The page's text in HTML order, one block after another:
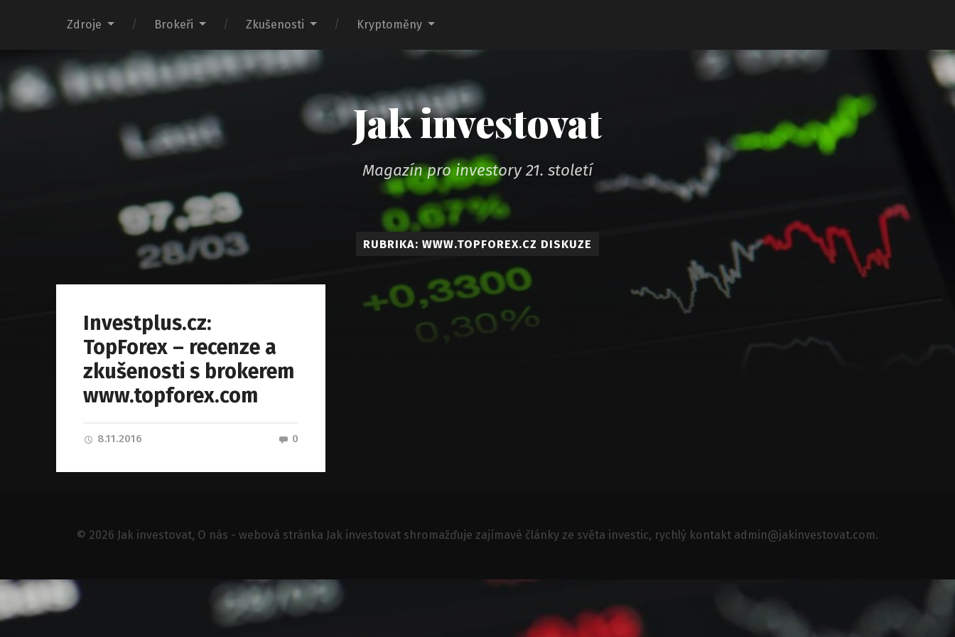
Zdroje Brokeři Zkušenosti Kryptoměny
Jak investovat
Magazín pro investory 21. století
RUBRIKA: WWW.TOPFOREX.CZ DISKUZE
Investplus.cz:
TopForex – recenze a
zkušenosti s brokerem
www.topforex.com
8.11.2016 0
© 2026 Jak investovat, O nás - webová stránka Jak investovat shromažďuje zajímavé články ze světa investic, rychlý kontakt admin@jakinvestovat.com.